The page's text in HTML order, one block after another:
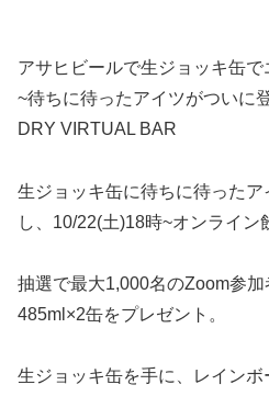
アサヒビールで生ジョッキ缶で
~待ちに待ったアイツがついに
DRY VIRTUAL BAR
生ジョッキ缶に待ちに待った
し、 10/22(土)18時~オンライン
抽選で最大1,000名のZoom参
485ml×2缶をプレゼント。
生ジョッキ缶を手に、レインボ